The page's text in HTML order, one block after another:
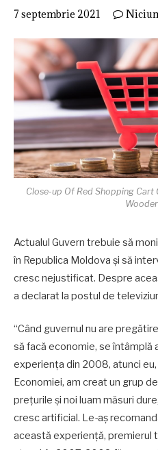
7 septembrie 2021
Close-up Of Red Shopping Cart
Actualul Guvern trebuie să
în Republica Moldova și să
cresc nejustificat. Despre
a declarat la postul de
“Când guvernul nu are
să facă economie, se întâmplă
experiența din 2008, atunci
Economiei, am creat un grup
prețurile și noi luam măsuri
cresc artificial. Le-aș
această experiență, premierul